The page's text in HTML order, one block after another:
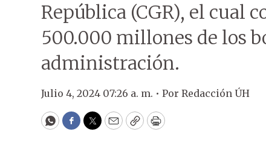
República (CGR), el cual
500.000 millones de los
administración.
Julio 4, 2024 07:26 a. m. • Por Redacción ÚH
WhatsApp
Facebook
Twitter
EmailCopyPrint